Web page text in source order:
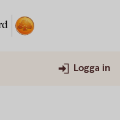
Logga in